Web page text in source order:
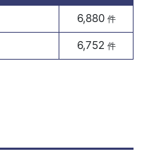
6,880 件
6,752 件